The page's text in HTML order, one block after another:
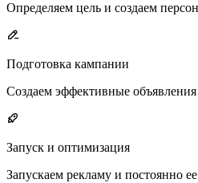
Определяем цель и создаем
Подготовка кампании
Создаем эффективные
Запуск и оптимизация
Запускаем рекламу и постоянно